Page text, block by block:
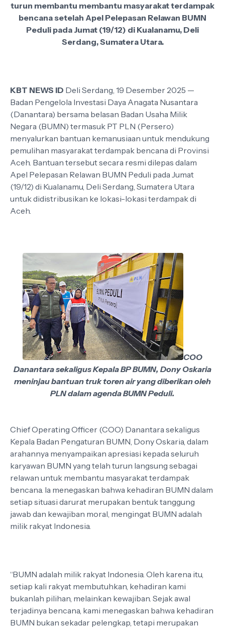
turun membantu membantu masyarakat terdampak
bencana setelah Apel Pelepasan Relawan BUMN
Peduli pada Jumat (19/12) di Kualanamu, Deli
Serdang, Sumatera Utara.
KBT NEWS ID Deli Serdang, 19 Desember 2025 —
Badan Pengelola Investasi Daya Anagata Nusantara
(Danantara) bersama belasan Badan Usaha Milik
Negara (BUMN) termasuk PT PLN (Persero)
menyalurkan bantuan kemanusiaan untuk mendukung
pemulihan masyarakat terdampak bencana di Provinsi
Aceh. Bantuan tersebut secara resmi dilepas dalam
Apel Pelepasan Relawan BUMN Peduli pada Jumat
(19/12) di Kualanamu, Deli Serdang, Sumatera Utara
untuk didistribusikan ke lokasi-lokasi terdampak di
Aceh.
COO
Danantara sekaligus Kepala BP BUMN, Dony Oskaria
meninjau bantuan truk toren air yang diberikan oleh
PLN dalam agenda BUMN Peduli.
Chief Operating Officer (COO) Danantara sekaligus
Kepala Badan Pengaturan BUMN, Dony Oskaria, dalam
arahannya menyampaikan apresiasi kepada seluruh
karyawan BUMN yang telah turun langsung sebagai
relawan untuk membantu masyarakat terdampak
bencana. Ia menegaskan bahwa kehadiran BUMN dalam
setiap situasi darurat merupakan bentuk tanggung
jawab dan kewajiban moral, mengingat BUMN adalah
milik rakyat Indonesia.
“BUMN adalah milik rakyat Indonesia. Oleh karena itu,
setiap kali rakyat membutuhkan, kehadiran kami
bukanlah pilihan, melainkan kewajiban. Sejak awal
terjadinya bencana, kami menegaskan bahwa kehadiran
BUMN bukan sekadar pelengkap, tetapi merupakan